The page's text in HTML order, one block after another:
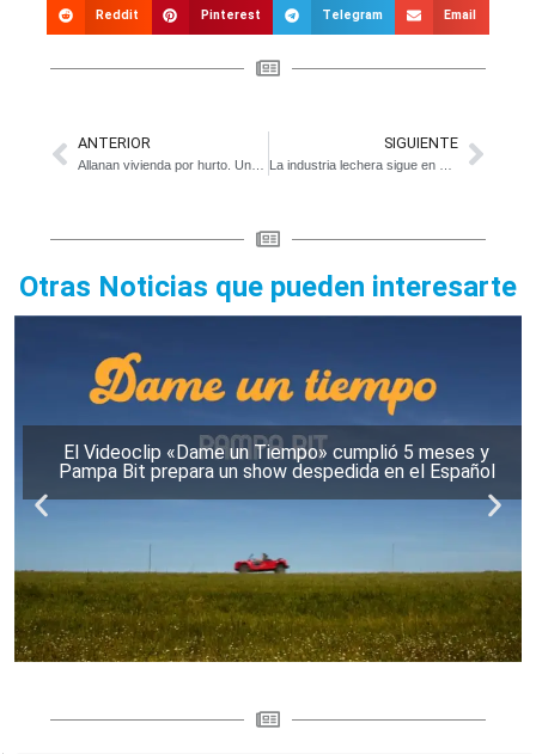
Reddit Pinterest Telegram Email
ANTERIOR SIGUIENTE
Otras Noticias que pueden interesarte
El Videoclip «Dame un Tiempo» cumplió 5 meses y
Pampa Bit prepara un show despedida en el Español